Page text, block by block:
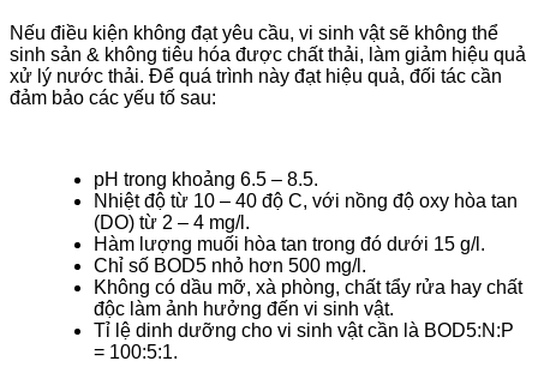
Nếu điều kiện không đạt yêu cầu, vi sinh vật sẽ không thể
sinh sản & không tiêu hóa được chất thải, làm giảm hiệu quả
xử lý nước thải. Để quá trình này đạt hiệu quả, đối tác cần
đảm bảo các yếu tố sau:
pH trong khoảng 6.5 – 8.5.
Nhiệt độ từ 10 – 40 độ C, với nồng độ oxy hòa tan
(DO) từ 2 – 4 mg/l.
Hàm lượng muối hòa tan trong đó dưới 15 g/l.
Chỉ số BOD5 nhỏ hơn 500 mg/l.
Không có dầu mỡ, xà phòng, chất tẩy rửa hay chất
độc làm ảnh hưởng đến vi sinh vật.
Tỉ lệ dinh dưỡng cho vi sinh vật cần là BOD5:N:P
= 100:5:1.